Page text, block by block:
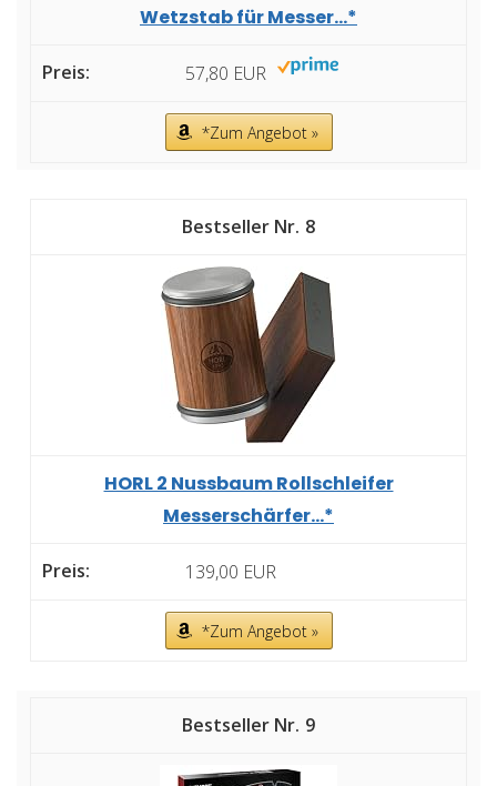
Wetzstab für Messer...*
57,80 EUR
*Zum Angebot »
8
HORL 2 Nussbaum Rollschleifer
Messerschärfer...*
139,00 EUR
*Zum Angebot »
9